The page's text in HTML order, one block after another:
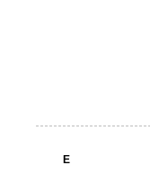
E